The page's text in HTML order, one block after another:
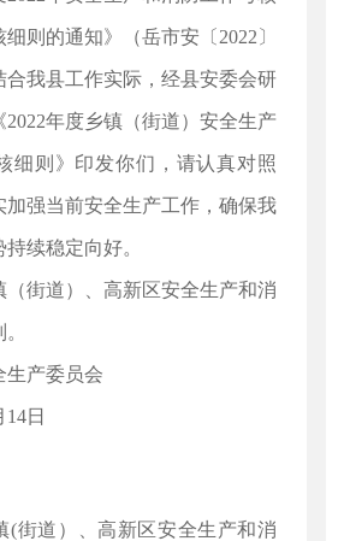
则的通知》（岳市安〔2022〕
合我县工作实际，经县安委会研
2022年度乡镇（街道）安全生产
细则》印发你们，请认真对照
加强当前安全生产工作，确保我
续稳定向好。
（街道）、高新区安全生产和消
生产委员会
14日
(街道）、高新区安全生产和消